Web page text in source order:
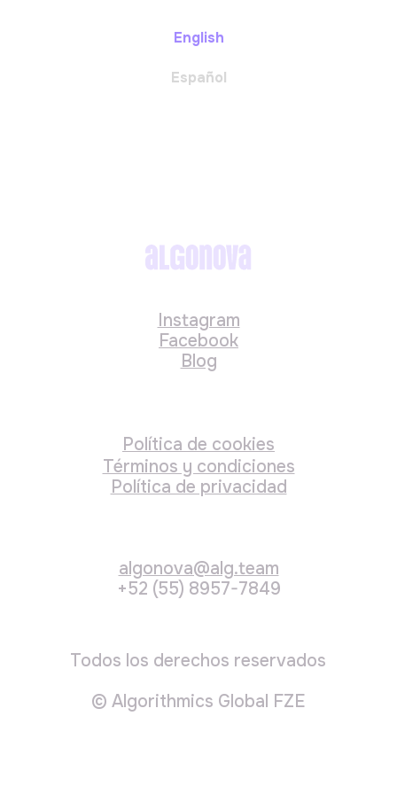
English
Español
Todos los derechos reservados
© Algorithmics Global FZE
Política de cookies
Términos y condiciones
Política de privacidad
Facebook
Blog